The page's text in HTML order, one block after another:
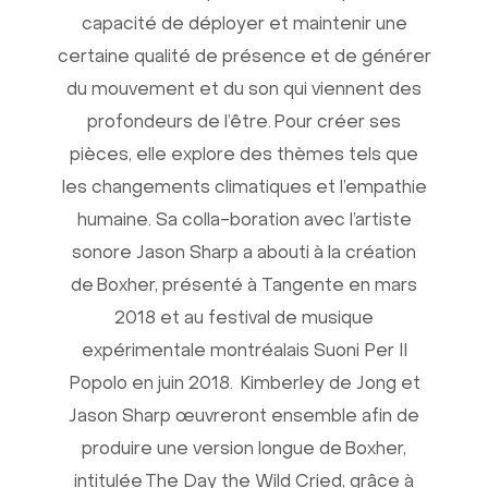
capacité de déployer et maintenir une
certaine qualité de présence et de générer
du mouvement et du son qui viennent des
profondeurs de l’être. Pour créer ses
pièces, elle explore des thèmes tels que
les changements climatiques et l’empathie
humaine. Sa colla-boration avec l’artiste
sonore Jason Sharp a abouti à la création
de Boxher, présenté à Tangente en mars
2018 et au festival de musique
expérimentale montréalais Suoni Per Il
Popolo en juin 2018. Kimberley de Jong et
Jason Sharp œuvreront ensemble afin de
produire une version longue de Boxher,
intitulée The Day the Wild Cried, grâce à